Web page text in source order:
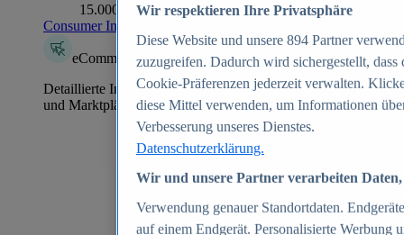
15.000+ Marken
Consumer Insights entdecken
eCommerce Insights
Detaillierte Informationen zu mehr als 39.000 Online-Shops
und Marktplätzen
Wir respektieren Ihre Privatsphäre
Diese Website und unsere 894 Partner
zuzugreifen. Dadurch wird sichergestellt,
Cookie-Präferenzen jederzeit verwalten.
diese Mittel verwenden, um Informationen
Verbesserung unseres Dienstes.
Datenschutzerklärung.
Wir und unsere Partner verarbeiten
Verwendung genauer Standortdaten.
auf einem Endgerät. Personalisierte Werbung